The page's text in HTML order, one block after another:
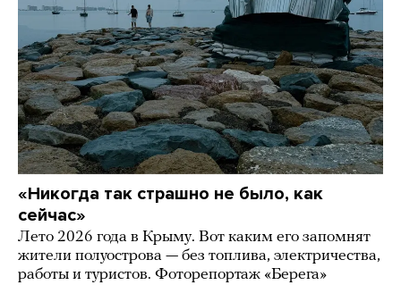
«Никогда так страшно не было, как
сейчас»
Лето 2026 года в Крыму. Вот каким его запомнят
жители полуострова — без топлива, электричества,
работы и туристов. Фоторепортаж «Берега»